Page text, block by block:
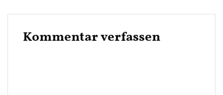
Kommentar verfassen